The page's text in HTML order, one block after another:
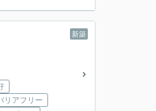
新築
リアフリー